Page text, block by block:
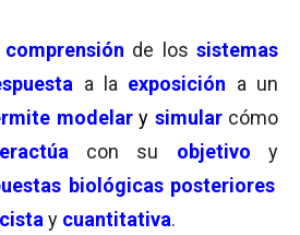
comprensión de los sistemas
a la exposición a un
modelary simular cómo
con su objetivo y
biológicas posteriores
y cuantitativa.